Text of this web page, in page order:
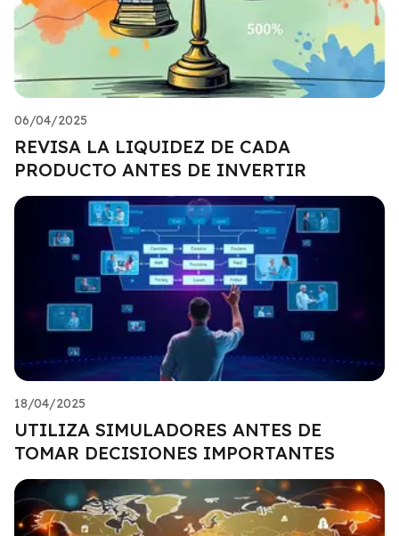
06/04/2025
REVISA LA LIQUIDEZ DE CADA
PRODUCTO ANTES DE INVERTIR
18/04/2025
UTILIZA SIMULADORES ANTES DE
TOMAR DECISIONES IMPORTANTES